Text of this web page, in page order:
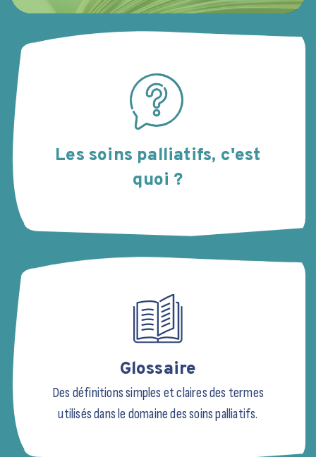
Les soins palliatifs, c'est
quoi ?
Glossaire
Des définitions simples et claires des termes
utilisés dans le domaine des soins palliatifs.